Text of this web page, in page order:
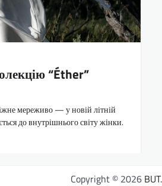
“Éther”
мереживо — у новій літній
до внутрішнього світу жінки.
Copyright © 2026